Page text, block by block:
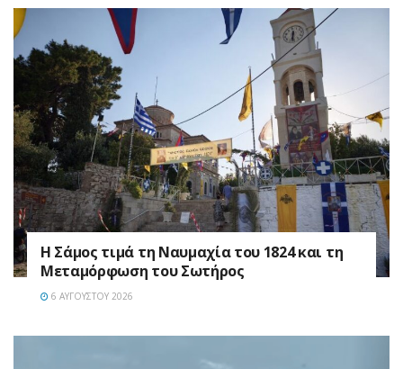
Η Σάμος τιμά τη Ναυμαχία του 1824 και τη
Μεταμόρφωση του Σωτήρος
6 ΑΥΓΟΎΣΤΟΥ 2026